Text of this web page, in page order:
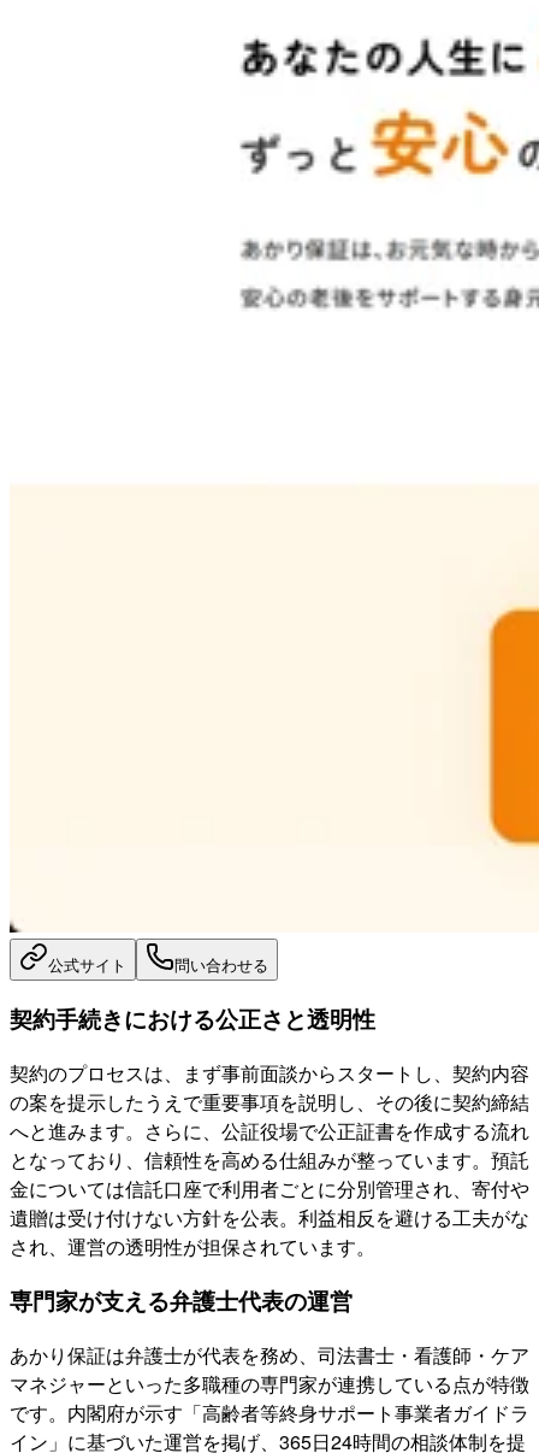
公式サイト 問い合わせる
契約手続きにおける公正さと透明性
契約のプロセスは、まず事前面談からスタートし、契約内容
の案を提示したうえで重要事項を説明し、その後に契約締結
へと進みます。さらに、公証役場で公正証書を作成する流れ
となっており、信頼性を高める仕組みが整っています。預託
金については信託口座で利用者ごとに分別管理され、寄付や
遺贈は受け付けない方針を公表。利益相反を避ける工夫がな
され、運営の透明性が担保されています。
専門家が支える弁護士代表の運営
あかり保証は弁護士が代表を務め、司法書士・看護師・ケア
マネジャーといった多職種の専門家が連携している点が特徴
です。内閣府が示す「高齢者等終身サポート事業者ガイドラ
イン」に基づいた運営を掲げ、365日24時間の相談体制を提